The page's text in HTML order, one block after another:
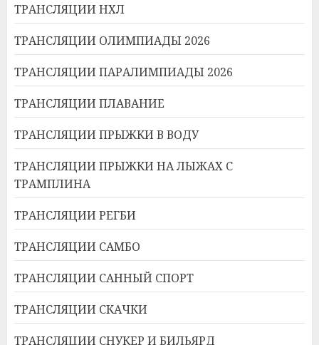
ТРАНСЛЯЦИИ НХЛ
ТРАНСЛЯЦИИ ОЛИМПИАДЫ 2026
ТРАНСЛЯЦИИ ПАРАЛИМПИАДЫ 2026
ТРАНСЛЯЦИИ ПЛАВАНИЕ
ТРАНСЛЯЦИИ ПРЫЖКИ В ВОДУ
ТРАНСЛЯЦИИ ПРЫЖКИ НА ЛЫЖАХ С
ТРАМПЛИНА
ТРАНСЛЯЦИИ РЕГБИ
ТРАНСЛЯЦИИ САМБО
ТРАНСЛЯЦИИ САННЫЙ СПОРТ
ТРАНСЛЯЦИИ СКАЧКИ
ТРАНСЛЯЦИИ СНУКЕР И БИЛЬЯРД